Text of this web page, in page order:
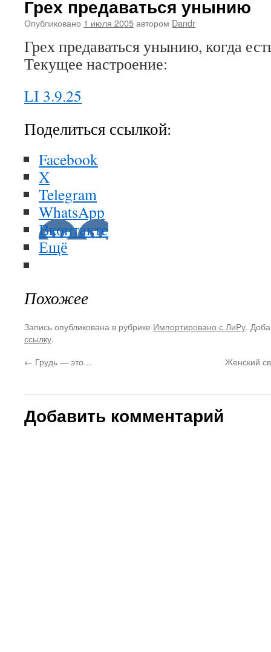
Грех предаваться унынию
Опубликовано 1 июля 2005автором Dandr
Грех предаваться унынию, когда
Текущее настроение:
LI 3.9.25
Поделиться ссылкой:
Facebook
X
Telegram
WhatsApp
Вконтакте
Ещё
Похожее
Запись опубликована в рубрике Импортировано с ЛиРу.
ссылку.
← Грудь — это… Женский
Добавить комментарий